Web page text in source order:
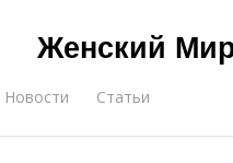
Женский
Новости Статьи